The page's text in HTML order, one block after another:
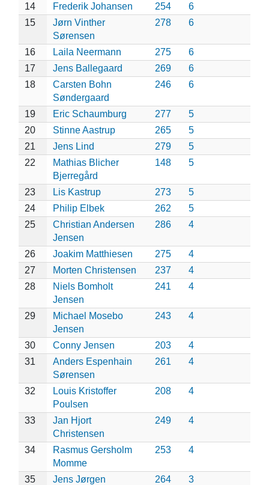
14
Frederik Johansen 254
6
15
Jørn Vinther
Sørensen
278 6
16 Laila Neermann 275
6
17
Jens Ballegaard 269
6
18
Carsten Bohn
Søndergaard
246 6
19 Eric Schaumburg 277
5
20
Stinne Aastrup 265
5
21
Jens Lind 279
5
22
Mathias Blicher
Bjerregård
148 5
23 Lis Kastrup 273
5
24
Philip Elbek 262
5
25
Christian Andersen
Jensen
286 4
26 Joakim Matthiesen 275
4
27
Morten Christensen 237
4
28
Niels Bomholt
Jensen
241 4
29
Michael Mosebo
Jensen
243 4
30 Conny Jensen 203
4
31
Anders Espenhain
Sørensen
261 4
32
Louis Kristoffer
Poulsen
208 4
33
Jan Hjort
Christensen
249 4
34
Rasmus Gersholm
Momme
253 4
35
Jens Jørgen
264 3